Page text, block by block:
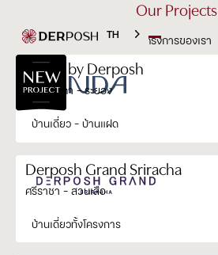
TH
Our Projects
โครงการของเรา
ANDA by Derposh
ANDA by Derposh
หาดสุชาดา - ระยอง
บ้านเดี่ยว - บ้านแฝด
Derposh Grand Sriracha
Derposh Grand Sriracha
ศรีราชา - สวนเสือ
บ้านเดี่ยวทั้งโครงการ